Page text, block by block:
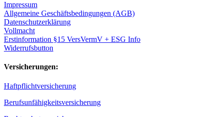
Impressum
Allgemeine Geschäftsbedingungen (AGB)
Datenschutzerklärung
Vollmacht
Erstinformation §15 VersVermV + ESG Info
Widerrufsbutton
Versicherungen:
Haftpflichtversicherung
Berufsunfähigkeitsversicherung